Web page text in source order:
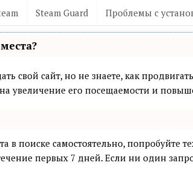
Steam Guard Проблемы с
свой сайт, но не знаете, как
увеличение его посещаемости и
в поиске самостоятельно, попробуйте
первых 7 дней. Если ни один